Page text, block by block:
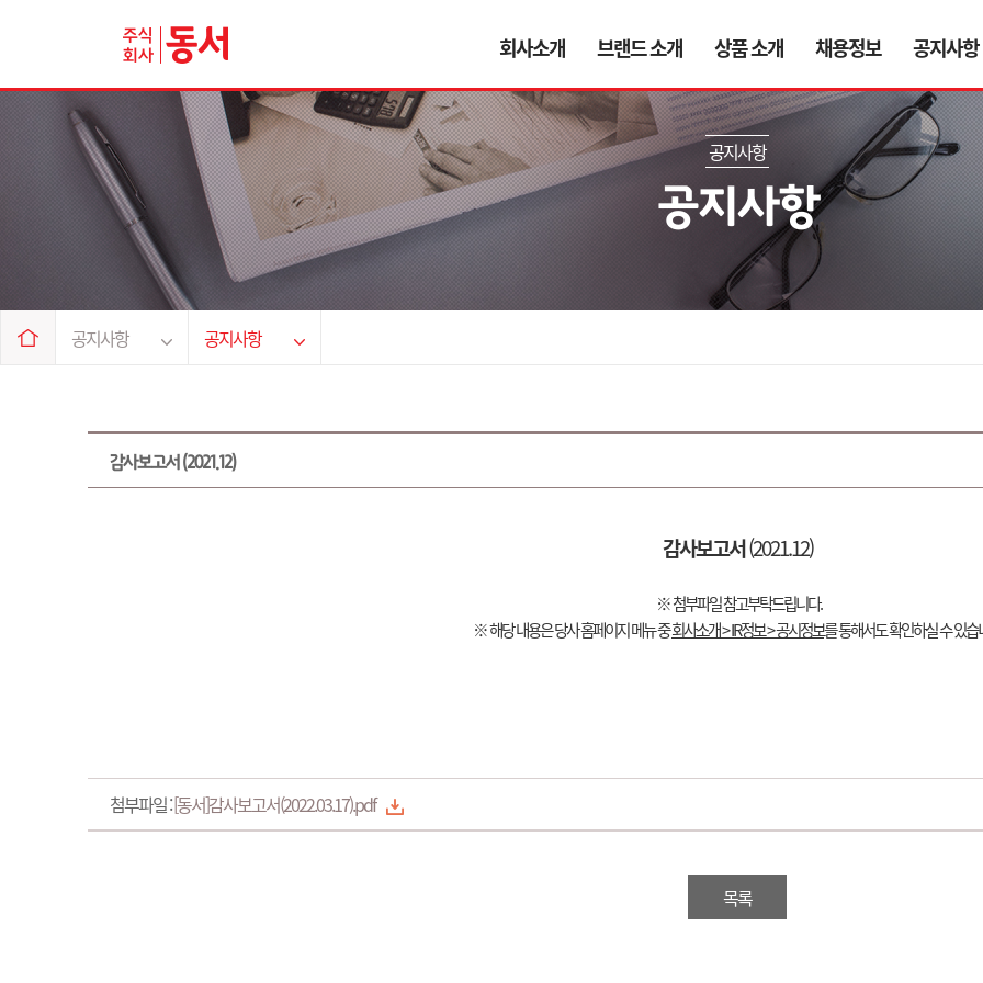
회사소개
회사소개
고객의 꿈과 행복을 함께 만들어가는 기업
㈜ 동서 사업영역
IR 정보
내부정보관리규정
Contact Us 브랜드 스토리
브랜드 소개
브랜드 소개
고객의 꿈과 행복을 함께 만들어가는 기업
파스타 자라 프레지덩
리치골드
산마르노
크래프트
몬델리즈
오션스프레이
스튜어트엔제스퍼
상품 소개
상품 소개
고객의 꿈과 행복을 함께 만들어가는 기업
식자재류 음료류
다류
디저트류
피자류 버터·크림류
채용정보
채용정보
고객의 꿈과 행복을 함께 만들어가는 기업
채용공고 인재상 인사제도
공지사항
공지사항
고객의 꿈과 행복을 함께 만들어가는 기업
공지사항 공지사항
공지사항
공지사항 공지사항
감사보고서 (2021.12)
감사보고서(2021.12)
※ 첨부파일 참고부탁드립니다.
※ 해당 내용은 당사 홈페이지 메뉴 중회사소개 > IR정보 > 공시정보를 통해서도 확인하실 수 있습
첨부파일 :[동서]감사보고서(2022.03.17).pdf
목록